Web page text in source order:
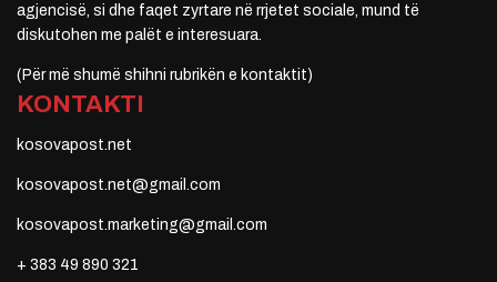
agjencisë, si dhe faqet zyrtare në rrjetet sociale, mund të
diskutohen me palët e interesuara.
(Për më shumë shihni rubrikën e kontaktit)
KONTAKTI
kosovapost.net
kosovapost.net@gmail.com
kosovapost.marketing@gmail.com
+ 383 49 890 321